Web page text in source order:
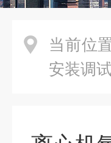
当前位
安装调